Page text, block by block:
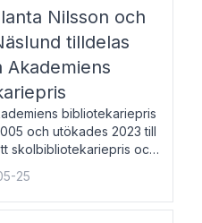
Nilsson och
tilldelas
Akademiens
bibliotekariepris
och utökades 2023 till
skolbibliotekariepris och
Priserna skall
vid svenska folk-
som gjort värdefull
25